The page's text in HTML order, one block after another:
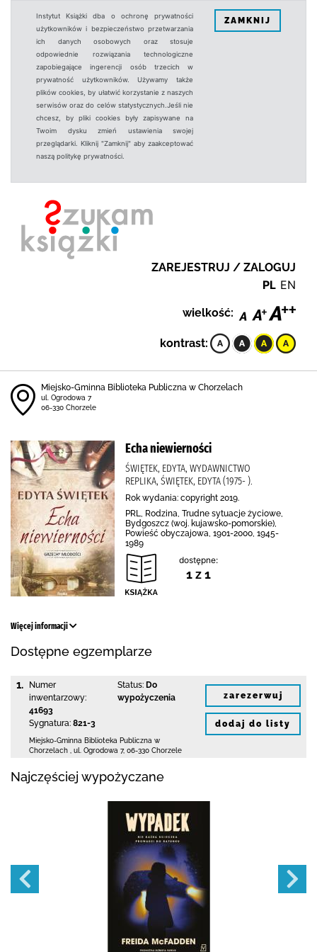
Instytut Książki dba o ochronę prywatności
użytkowników i bezpieczeństwo przetwarzania
ich danych osobowych oraz stosuje
odpowiednie rozwiązania technologiczne
zapobiegające ingerencji osób trzecich w
prywatność użytkowników. Używamy także
plików cookies, by ułatwić korzystanie z naszych
serwisów oraz do celów statystycznych.Jeśli nie
chcesz, by pliki cookies były zapisywane na
Twoim dysku zmień ustawienia swojej
przeglądarki. Kliknij "Zamknij" aby zaakceptować
naszą politykę prywatności.
ZAMKNIJ
ZAREJESTRUJ / ZALOGUJ
PL EN
wielkość:
kontrast:
Miejsko-Gminna Biblioteka Publiczna w Chorzelach
ul. Ogrodowa 7
06-330 Chorzele
Echa niewierności
ŚWIĘTEK, EDYTA, WYDAWNICTWO
REPLIKA, ŚWIĘTEK, EDYTA (1975- ).
Rok wydania: copyright 2019.
PRL, Rodzina, Trudne sytuacje życiowe,
Bydgoszcz (woj. kujawsko-pomorskie),
Powieść obyczajowa, 1901-2000, 1945-
1989
dostępne:
1 z 1
Więcej informacji
Dostępne egzemplarze
1.
Numer
inwentarzowy:
41693
Sygnatura: 821-3
Status: Do
wypożyczenia
Miejsko-Gminna Biblioteka Publiczna w
Chorzelach
ul. Ogrodowa 7, 06-330 Chorzele
zarezerwuj
dodaj do listy
Najczęściej wypożyczane